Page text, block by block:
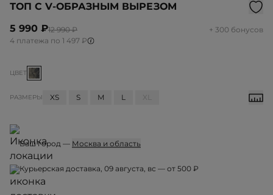
ТОП С V-ОБРАЗНЫМ ВЫРЕЗОМ
5 990 ₽12 990 ₽
+ 300 бонусов
4 платежа по 1 497 ₽
ЦВЕТ
РАЗМЕРЫ XS S M L XL
Ваш город — Москва и область
Курьерская доставка, 09 августа, вс — от 500 ₽